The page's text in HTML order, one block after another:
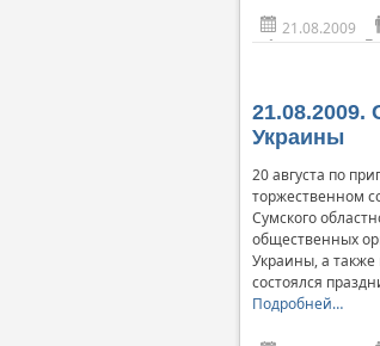
21.08.2009
Украины
20 августа по
торжественном
Сумского
общественных
Украины, а также
состоялся
Подробней…